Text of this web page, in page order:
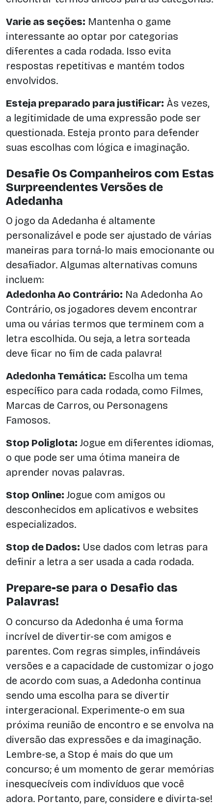
Varie as seções: Mantenha o game
interessante ao optar por categorias
diferentes a cada rodada. Isso evita
respostas repetitivas e mantém todos
envolvidos.
Esteja preparado para justificar: Às vezes,
a legitimidade de uma expressão pode ser
questionada. Esteja pronto para defender
suas escolhas com lógica e imaginação.
Desafie Os Companheiros com Estas
Surpreendentes Versões de
Adedanha
O jogo da Adedanha é altamente
personalizável e pode ser ajustado de várias
maneiras para torná-lo mais emocionante ou
desafiador. Algumas alternativas comuns
incluem:
Adedonha Ao Contrário: Na Adedonha Ao
Contrário, os jogadores devem encontrar
uma ou várias termos que terminem com a
letra escolhida. Ou seja, a letra sorteada
deve ficar no fim de cada palavra!
Adedonha Temática: Escolha um tema
específico para cada rodada, como Filmes,
Marcas de Carros, ou Personagens
Famosos.
Stop Poliglota: Jogue em diferentes idiomas,
o que pode ser uma ótima maneira de
aprender novas palavras.
Stop Online: Jogue com amigos ou
desconhecidos em aplicativos e websites
especializados.
Stop de Dados: Use dados com letras para
definir a letra a ser usada a cada rodada.
Prepare-se para o Desafio das
Palavras!
O concurso da Adedonha é uma forma
incrível de divertir-se com amigos e
parentes. Com regras simples, infindáveis
versões e a capacidade de customizar o jogo
de acordo com suas, a Adedonha continua
sendo uma escolha para se divertir
intergeracional. Experimente-o em sua
próxima reunião de encontro e se envolva na
diversão das expressões e da imaginação.
Lembre-se, a Stop é mais do que um
concurso; é um momento de gerar memórias
inesquecíveis com indivíduos que você
adora. Portanto, pare, considere e divirta-se!